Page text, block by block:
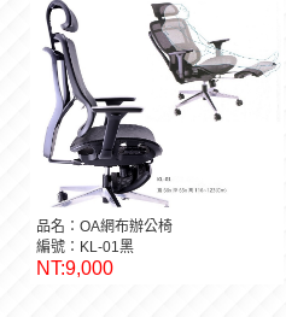
品名：OA網布辦公椅
編號：KL-01黑
NT:9,000